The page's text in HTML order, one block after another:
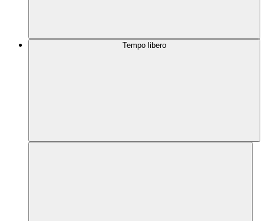
Tempo libero